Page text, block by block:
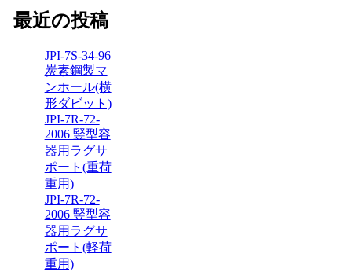
最近の投稿
JPI-7S-34-96
炭素鋼製マ
ンホール(横
形ダビット)
JPI-7R-72-
2006 竪型容
器用ラグサ
ポート(重荷
重用)
JPI-7R-72-
2006 竪型容
器用ラグサ
ポート(軽荷
重用)